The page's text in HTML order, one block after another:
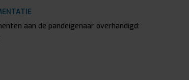
aan de pandeigenaar overhandigd: